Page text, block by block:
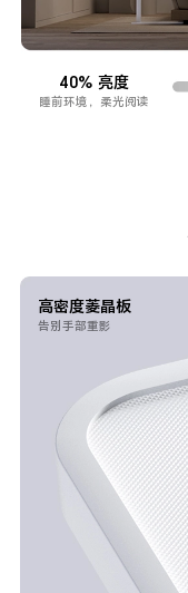
40% 亮度
睡前环境，柔光阅读
高密度菱晶板
告别手部重影